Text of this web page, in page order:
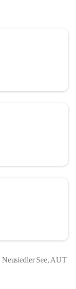
Neusiedler See, AUT